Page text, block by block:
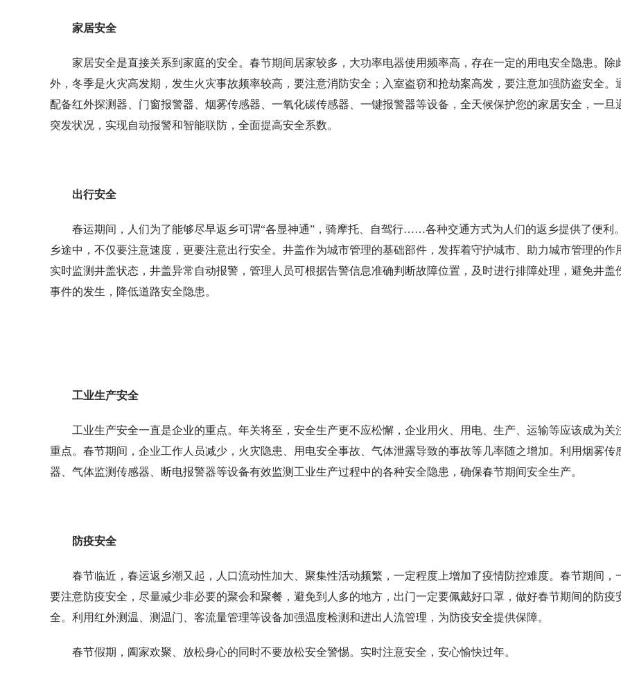
家居安全
家居安全是直接关系到家庭的安全。春节期间居家较多，大功率电器使用频率高，存在一定的用电安全隐患。除
外，冬季是火灾高发期，发生火灾事故频率较高，要注意消防安全；入室盗窃和抢劫案高发，要注意加强防盗安全。
配备红外探测器、门窗报警器、烟雾传感器、一氧化碳传感器、一键报警器等设备，全天候保护您的家居安全，一旦
突发状况，实现自动报警和智能联防，全面提高安全系数。
出行安全
春运期间，人们为了能够尽早返乡可谓“各显神通”，骑摩托、自驾行……各种交通方式为人们的返乡提供了便利
乡途中，不仅要注意速度，更要注意出行安全。井盖作为城市管理的基础部件，发挥着守护城市、助力城市管理的作
实时监测井盖状态，井盖异常自动报警，管理人员可根据告警信息准确判断故障位置，及时进行排障处理，避免井盖
事件的发生，降低道路安全隐患。
工业生产安全
工业生产安全一直是企业的重点。年关将至，安全生产更不应松懈，企业用火、用电、生产、运输等应该成为关
重点。春节期间，企业工作人员减少，火灾隐患、用电安全事故、气体泄露导致的事故等几率随之增加。利用烟雾传
器、气体监测传感器、断电报警器等设备有效监测工业生产过程中的各种安全隐患，确保春节期间安全生产。
防疫安全
春节临近，春运返乡潮又起，人口流动性加大、聚集性活动频繁，一定程度上增加了疫情防控难度。春节期间，
要注意防疫安全，尽量减少非必要的聚会和聚餐，避免到人多的地方，出门一定要佩戴好口罩，做好春节期间的防疫
全。利用红外测温、测温门、客流量管理等设备加强温度检测和进出人流管理，为防疫安全提供保障。
春节假期，阖家欢聚、放松身心的同时不要放松安全警惕。实时注意安全，安心愉快过年。